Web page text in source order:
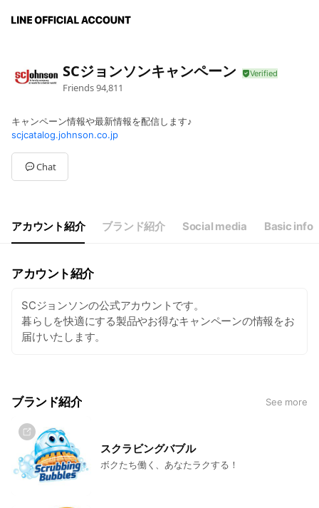
SCジョンソンキャンペーン
Friends94,811
キャンペーン情報や最新情報を配信します♪
scjcatalog.johnson.co.jp
Chat
アカウント紹介 ブランド紹介 Social media Basic info
アカウント紹介
SCジョンソンの公式アカウントです。
暮らしを快適にする製品やお得なキャンペーンの情報をお
届けいたします。
ブランド紹介 See more
スクラビングバブル
ボクたち働く、あなたラクする！